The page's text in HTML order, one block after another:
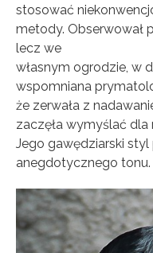
stosować
metody. Obserwował
lecz we
własnym ogrodzie, w
wspomniana
że zerwała z
zaczęła wymyślać dla
Jego gawędziarski
anegdotycznego tonu.